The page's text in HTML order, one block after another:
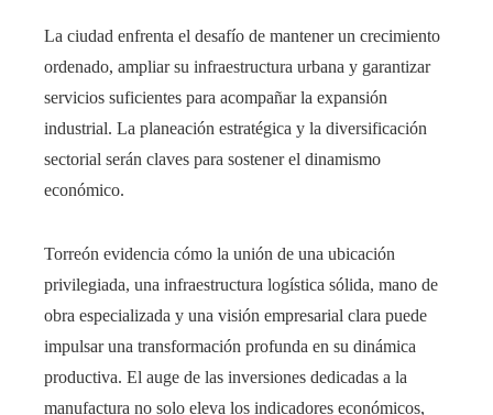
La ciudad enfrenta el desafío de mantener un crecimiento
ordenado, ampliar su infraestructura urbana y garantizar
servicios suficientes para acompañar la expansión
industrial. La planeación estratégica y la diversificación
sectorial serán claves para sostener el dinamismo
económico.
Torreón evidencia cómo la unión de una ubicación
privilegiada, una infraestructura logística sólida, mano de
obra especializada y una visión empresarial clara puede
impulsar una transformación profunda en su dinámica
productiva. El auge de las inversiones dedicadas a la
manufactura no solo eleva los indicadores económicos,